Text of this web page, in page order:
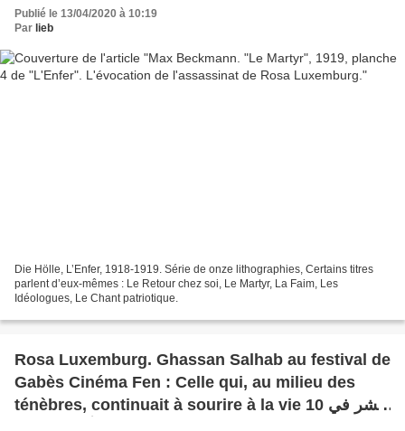
Publié le 13/04/2020 à 10:19
Par lieb
Die Hölle, L’Enfer, 1918-1919. Série de onze lithographies, Certains titres
parlent d’eux-mêmes : Le Retour chez soi, Le Martyr, La Faim, Les
Idéologues, Le Chant patriotique.
Rosa Luxemburg. Ghassan Salhab au festival de
Gabès Cinéma Fen : Celle qui, au milieu des
ténèbres, continuait à sourire à la vie نشر في 10